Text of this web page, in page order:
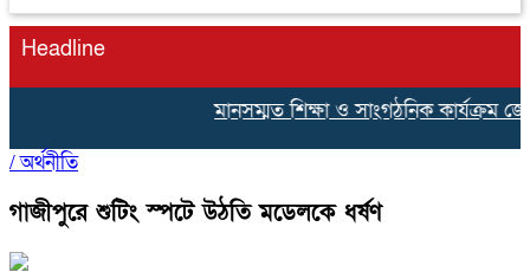
Headline
মানসম্মত শিক্ষা ও সাংগঠনিক কার্যক্রম
/অর্থনীতি
গাজীপুরে শুটিং স্পটে উঠতি মডেলকে ধর্ষণ